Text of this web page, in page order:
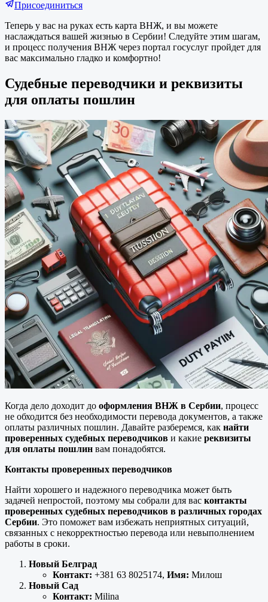
Присоединиться
Теперь у вас на руках есть карта ВНЖ, и вы можете
наслаждаться вашей жизнью в Сербии! Следуйте этим шагам,
и процесс получения ВНЖ через портал госуслуг пройдет для
вас максимально гладко и комфортно!
Судебные переводчики и реквизиты
для оплаты пошлин
Когда дело доходит до оформления ВНЖ в Сербии, процесс
не обходится без необходимости перевода документов, а также
оплаты различных пошлин. Давайте разберемся, как найти
проверенных судебных переводчиков и какие реквизиты
для оплаты пошлин вам понадобятся.
Контакты проверенных переводчиков
Найти хорошего и надежного переводчика может быть
задачей непростой, поэтому мы собрали для вас контакты
проверенных судебных переводчиков в различных городах
Сербии. Это поможет вам избежать неприятных ситуаций,
связанных с некорректностью перевода или невыполнением
работы в сроки.
Новый Белград
Контакт: +381 63 8025174, Имя: Милош
Новый Сад
Контакт: Milina